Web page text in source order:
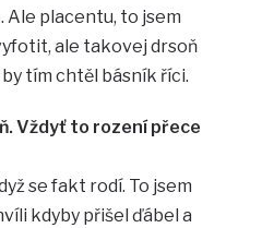
Ale placentu, to jsem
ale takovej drsoň
tím chtěl básník říci.
Vždyť to rození přece
se fakt rodí. To jsem
kdyby přišel ďábel a